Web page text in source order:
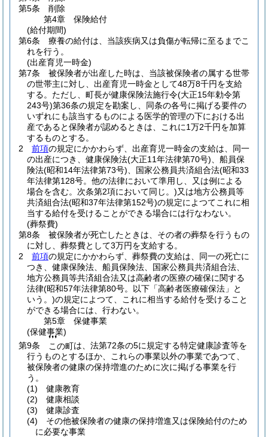
第5条
削除
第4章
保険給付
(給付期間)
第6条
療養の給付は、当該疾病又は負傷が転帰に至るまでこ
れを行う。
(出産育児一時金)
第7条
被保険者が出産した時は、当該被保険者の属する世帯
の世帯主に対し、出産育児一時金として48万8千円を支給
する。 ただし、町長が健康保険法施行令(大正15年勅令第
243号)第36条の規定を勘案し、同条の各号に掲げる要件の
いずれにも該当するものによる医学的管理の下における出
産であると保険者が認めるときは、これに1万2千円を加算
するものとする。
2
前項の規定にかかわらず、出産育児一時金の支給は、同一
の出産につき、健康保険法(大正11年法律第70号) 、船員保
険法(昭和14年法律第73号) 、国家公務員共済組合法(昭和33
年法律第128号。他の法律において準用し、又は例による
場合を含む。次条第2項において同じ。)又は地方公務員等
共済組合法(昭和37年法律第152号)の規定によつてこれに相
当する給付を受けることができる場合には行なわない。
(葬祭費)
第8条
被保険者が死亡したときは、その者の葬祭を行うもの
に対し、葬祭費として3万円を支給する。
2
前項の規定にかかわらず、葬祭費の支給は、同一の死亡に
つき、健康保険法、船員保険法、国家公務員共済組合法、
地方公務員等共済組合法又は高齢者の医療の確保に関する
法律(昭和57年法律第80号。以下「高齢者医療確保法」と
いう。)の規定によつて、これに相当する給付を受けること
ができる場合には、行わない。
第5章
保健事業
(保健事業)
第9条
この町
❜❜❜
は、法第72条の5に規定する特定健康診査等を
行うものとするほか、これらの事業以外の事業であつて、
被保険者の健康の保持増進のために次に掲げる事業を行
う。
(1)
健康教育
(2)
健康相談
(3)
健康診査
(4)
その他被保険者の健康の保持増進又は保険給付のため
に必要な事業